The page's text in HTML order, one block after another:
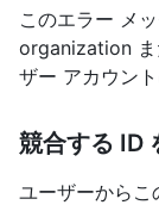
このエラー メ
organization
ザー アカウン
競合する ID
ユーザーからこ